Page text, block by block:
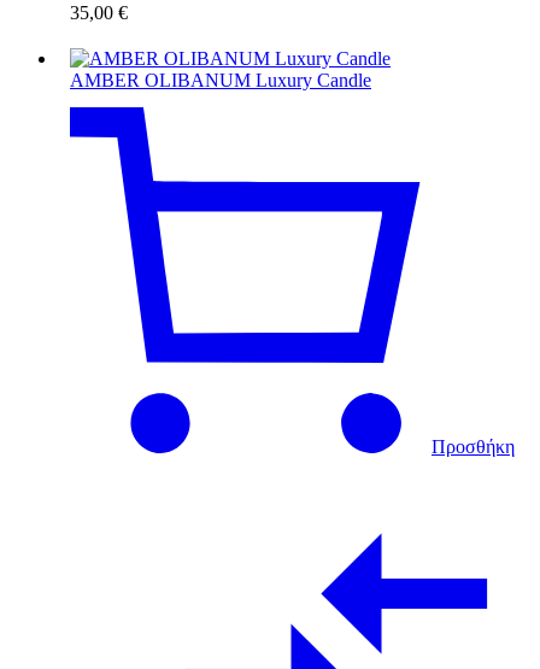
35,00 €
AMBER OLIBANUM Luxury Candle
Προσθήκη